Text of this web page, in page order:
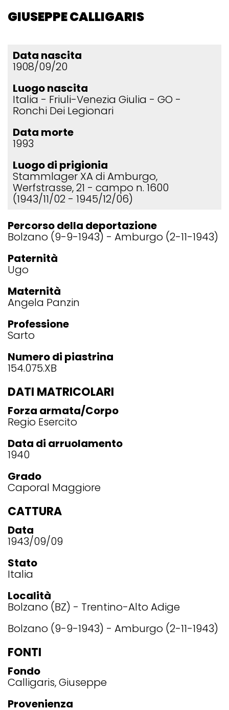
GIUSEPPE CALLIGARIS
Data nascita
1908/09/20
Luogo nascita
Italia Friuli-Venezia Giulia GO
Ronchi Dei Legionari
Data morte
1993
Luogo di prigionia
Stammlager XA di Amburgo,
Werfstrasse, 21 - campo n. 1600
(1943/11/02 - 1945/12/06)
Percorso della deportazione
Bolzano (9-9-1943) - Amburgo (2-11-1943)
Paternità
Ugo
Maternità
Angela Panzin
Professione
Sarto
Numero di piastrina
154.075.XB
DATI MATRICOLARI
Forza armata/Corpo
Regio Esercito
Data di arruolamento
1940
Grado
Caporal Maggiore
CATTURA
Data
1943/09/09
Stato
Italia
Località
Bolzano (BZ) - Trentino-Alto Adige
Bolzano (9-9-1943) - Amburgo (2-11-1943)
FONTI
Fondo
Calligaris, Giuseppe
Provenienza